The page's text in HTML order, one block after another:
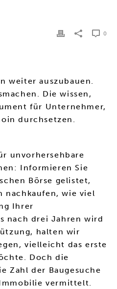
0
weiter auszubauen.
Die wissen,
für Unternehmer,
durchsetzen.
unvorhersehbare
Informieren Sie
Börse gelistet,
nachkaufen, wie viel
Ihrer
nach drei Jahren wird
halten wir
vielleicht das erste
Doch die
Zahl der Baugesuche
vermittelt.